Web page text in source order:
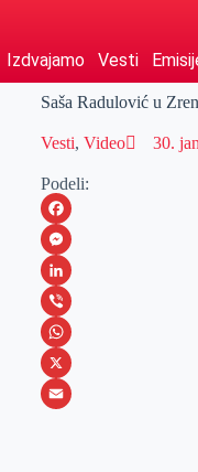
Izdvajamo Vesti
Saša Radulović u
Vesti, Video 30.
Podeli:
F
a
c
e
b
o
M
e
s
s
e
L
i
n
k
V
i
b
W
h
X